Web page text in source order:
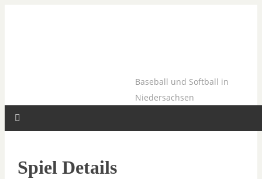
Baseball und Softball in
Niedersachsen
Spiel Details